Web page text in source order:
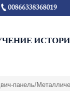
00866338368019
панель/